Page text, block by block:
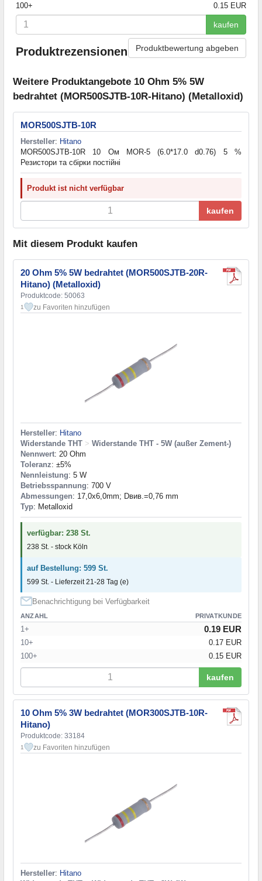
100+
0.15 EUR
kaufen
Produktrezensionen Produktbewertung abgeben
Weitere Produktangebote 10 Ohm 5% 5W
bedrahtet (MOR500SJTB-10R-Hitano) (Metalloxid)
MOR500SJTB-10R
Hersteller: Hitano
MOR500SJTB-10R 10 Ом MOR-5 (6.0*17.0 d0.76) 5 %
Резистори та cбірки постійні
Produkt ist nicht verfügbar
kaufen
Mit diesem Produkt kaufen
20 Ohm 5% 5W bedrahtet (MOR500SJTB-20R-
Hitano) (Metalloxid)
Produktcode: 50063
1 zu Favoriten hinzufügen
Hersteller: Hitano
Widerstande THT > Widerstande THT - 5W (außer Zement-)
Nennwert: 20 Ohm
Toleranz: ±5%
Nennleistung: 5 W
Betriebsspannung: 700 V
Abmessungen: 17,0x6,0mm; Dвив.=0,76 mm
Typ: Metalloxid
verfügbar: 238 St.
238 St. - stock Köln
auf Bestellung: 599 St.
599 St. - Lieferzeit 21-28 Tag (e)
Benachrichtigung bei Verfügbarkeit
ANZAHL PRIVATKUNDE
1+ 0.19 EUR
10+
0.17 EUR
100+
0.15 EUR
kaufen
10 Ohm 5% 3W bedrahtet (MOR300SJTB-10R-
Hitano)
Produktcode: 33184
1 zu Favoriten hinzufügen
Hersteller: Hitano